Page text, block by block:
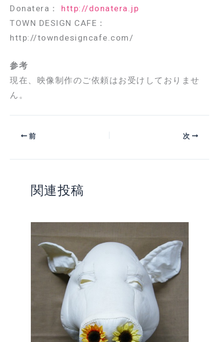
Donatera： http://donatera.jp
TOWN DESIGN CAFE：
http://towndesigncafe.com/
参考
現在、映像制作のご依頼はお受けしておりませ
ん。
前 次
関連投稿